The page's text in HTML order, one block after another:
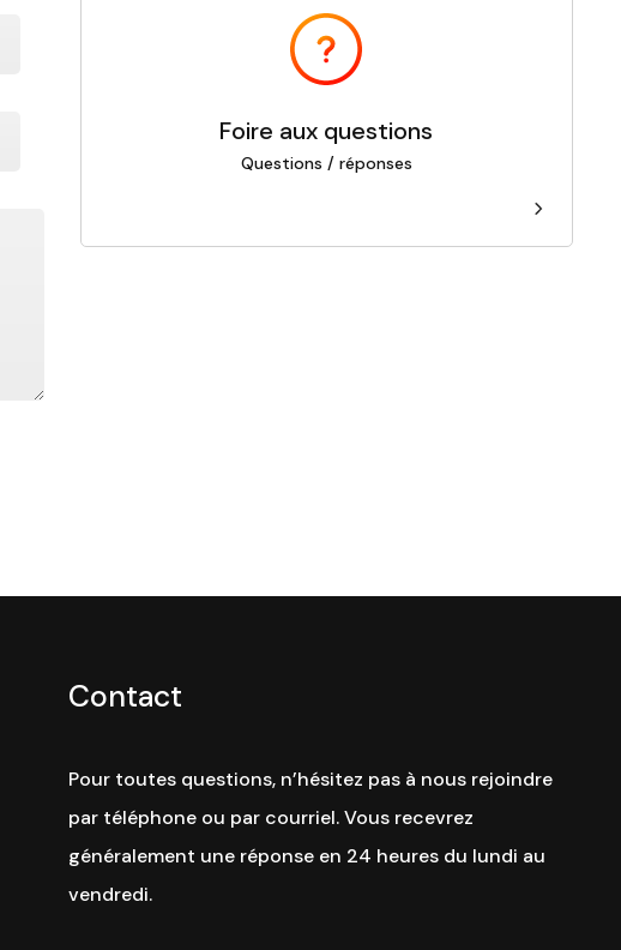
Foire aux questions
Questions / réponses
Contact
Pour toutes questions, n’hésitez pas à nous rejoindre
par téléphone ou par courriel. Vous recevrez
généralement une réponse en 24 heures du lundi au
vendredi.